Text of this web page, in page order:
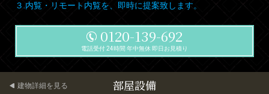
３.内覧・リモート内覧を、即時に提案致します。
0120-139-692
電話受付 24時間 年中無休 即日お見積り
部屋設備
建物詳細を見る